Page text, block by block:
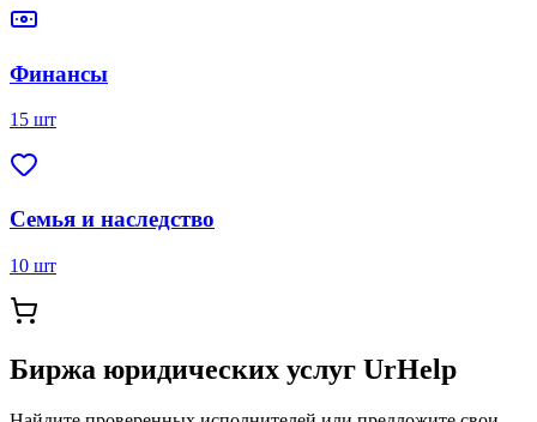
Финансы
15 шт
Семья и наследство
10 шт
Биржа юридических услуг UrHelp